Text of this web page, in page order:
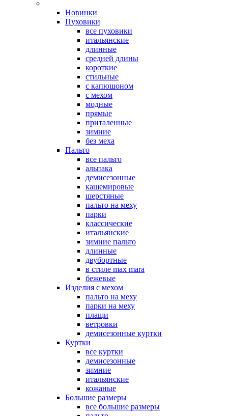
Новинки
Пуховики
все пуховики
итальянские
длинные
средней длины
короткие
стильные
с капюшоном
с мехом
модные
прямые
приталенные
зимние
без меха
Пальто
все пальто
альпака
демисезонные
кашемировые
шерстяные
пальто на меху
парки
классические
итальянские
зимние пальто
длинные
двубортные
в стиле max mara
бежевые
Изделия с мехом
пальто на меху
парки на меху
плащи
ветровки
демисезонные куртки
Куртки
все куртки
демисезонные
зимние
итальянские
кожаные
Большие размеры
все большие размеры